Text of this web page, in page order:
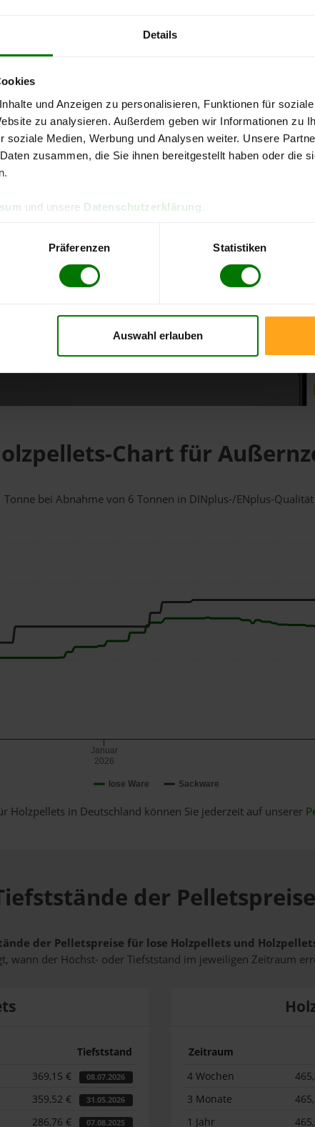
Details
und Anzeigen zu personalisieren, Funktionen für
zu analysieren. Außerdem geben wir Informationen zu
soziale Medien, Werbung und Analysen weiter. Unsere
zusammen, die Sie ihnen bereitgestellt haben oder die
und unsere Datenschutzerklärung
Präferenzen Statistiken
Auswahl erlauben
kostenlose
direkt online bestellen
aktuellen Stand
Chart für
bei Abnahmevon 6 Tonnen in DINplus-/ENplus-
lose Ware Sackware
Januar
2026
Holzpellets in Deutschland können Sie jederzeit auf unserer
der
der Pelletspreise für lose Holzpellets und
wann der Höchst- oder Tiefststand im jeweiligen Zeitraum
Tiefststand
369,15 € 08.07.2026
359,52 € 31.05.2026
286,76 € 07.08.2025
Zeitraum
4 Wochen
3 Monate
1 Jahr